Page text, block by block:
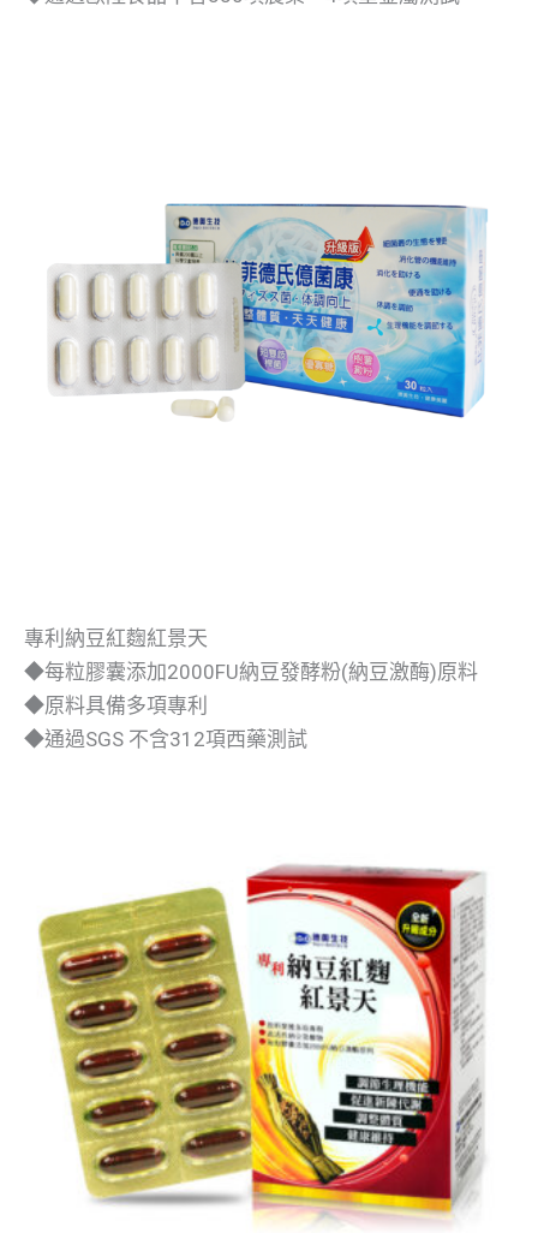
專利納豆紅麴紅景天
◆每粒膠囊添加2000FU納豆發酵粉(納豆激酶)原料
◆原料具備多項專利
◆通過SGS 不含312項西藥測試